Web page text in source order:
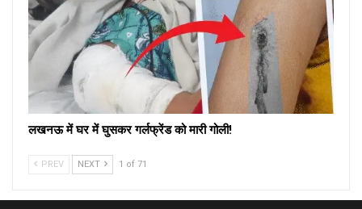
लखनऊ में घर में घुसकर गर्लफ्रेंड को मारी गोली!
PREV NEXT 1 of 71